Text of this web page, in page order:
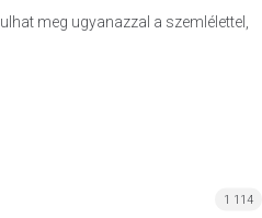
meg ugyanazzal a szemlélettel,
1 114